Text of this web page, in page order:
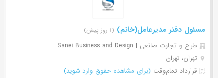
مسئول دفتر مدیرعامل(خانم) (۱ روز پیش)
طرح و تجارت صانعی | Sanei Business and Design
تهران، تهران
قرارداد تمام‌وقت (برای مشاهده حقوق وارد شوید)